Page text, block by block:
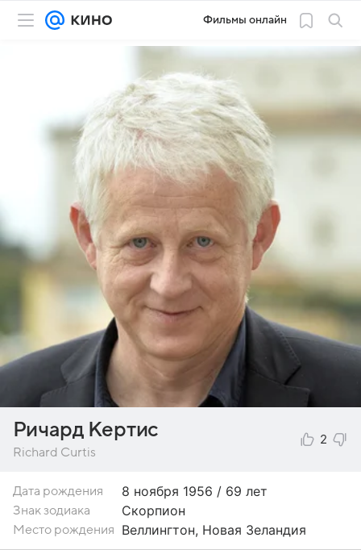
Фильмы онлайн
Ричард Кертис
Richard Curtis
2
Дата рождения 8 ноября 1956 / 69 лет
Знак зодиака Скорпион
Место рождения Веллингтон, Новая Зеландия